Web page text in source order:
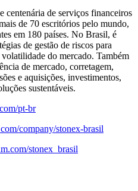
centenária de serviços financeiros
de 70 escritórios pelo mundo,
em 180 países. No Brasil, é
de gestão de riscos para
do mercado. Também
de mercado, corretagem,
e aquisições, investimentos,
sustentáveis.
pt-br
company/stonex-brasil
stonex_brasil